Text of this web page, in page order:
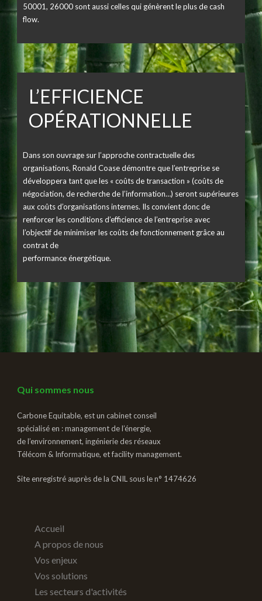
50001, 26000 sont aussi celles qui génèrent le plus de cash
flow.
L’EFFICIENCE
OPÉRATIONNELLE
Dans son ouvrage sur l’approche contractuelle des
organisations, Ronald Coase démontre que l’entreprise se
développera tant que les « coûts de transaction » (coûts de
négociation, de recherche de l’information…) seront supérieures
aux coûts d’organisations internes. Ils convient donc de
renforcer les conditions d’efficience de l’entreprise avec
l’objectif de minimiser les coûts de fonctionnement grâce au
contrat de
performance énergétique.
Qui sommes nous
Carbone Equitable, est un cabinet conseil
spécialisé en : management de l’énergie,
de l’environnement, ingénierie des réseaux
Télécom & Informatique, et facility management.
Site enregistré auprès de la CNIL sous le n° 1474626
Accueil
A propos de nous
Vos enjeux
Vos solutions
Les secteurs d'activités